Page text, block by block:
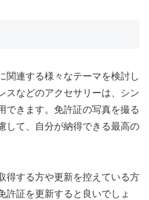
関連する様々なテーマを検討し
スなどのアクセサリーは、シン
できます。免許証の写真を撮る
して、自分が納得できる最高の
得する方や更新を控えている方
許証を更新すると良いでしょ